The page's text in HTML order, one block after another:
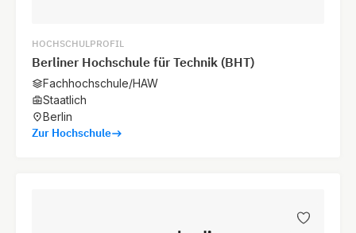
HOCHSCHULPROFIL
Berliner Hochschule für Technik (BHT)
Fachhochschule/HAW
Staatlich
Berlin
Zur Hochschule